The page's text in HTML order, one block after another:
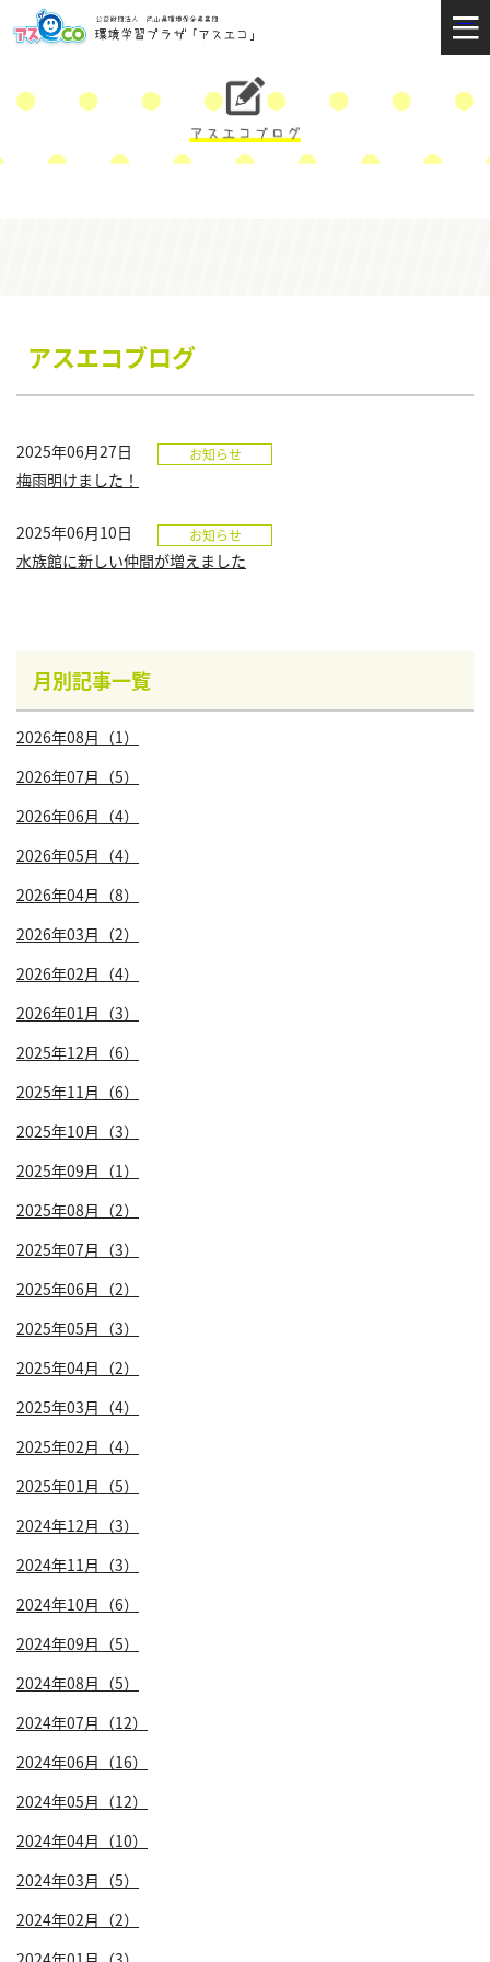
アスエコブログ
2025年06月27日 お知らせ
梅雨明けました！
2025年06月10日 お知らせ
水族館に新しい仲間が増えました
月別記事一覧
2026年08月（1）
2026年07月（5）
2026年06月（4）
2026年05月（4）
2026年04月（8）
2026年03月（2）
2026年02月（4）
2026年01月（3）
2025年12月（6）
2025年11月（6）
2025年10月（3）
2025年09月（1）
2025年08月（2）
2025年07月（3）
2025年06月（2）
2025年05月（3）
2025年04月（2）
2025年03月（4）
2025年02月（4）
2025年01月（5）
2024年12月（3）
2024年11月（3）
2024年10月（6）
2024年09月（5）
2024年08月（5）
2024年07月（12）
2024年06月（16）
2024年05月（12）
2024年04月（10）
2024年03月（5）
2024年02月（2）